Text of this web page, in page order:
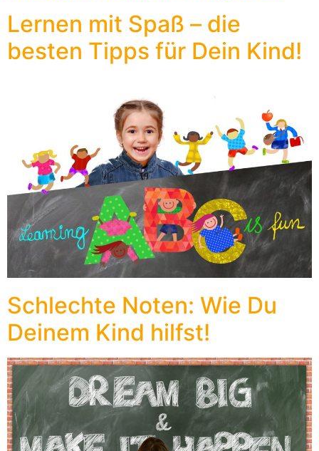
Lernen mit Spaß – die
besten Tipps für Dein Kind!
Schlechte Noten: Wie Du
Deinem Kind hilfst!